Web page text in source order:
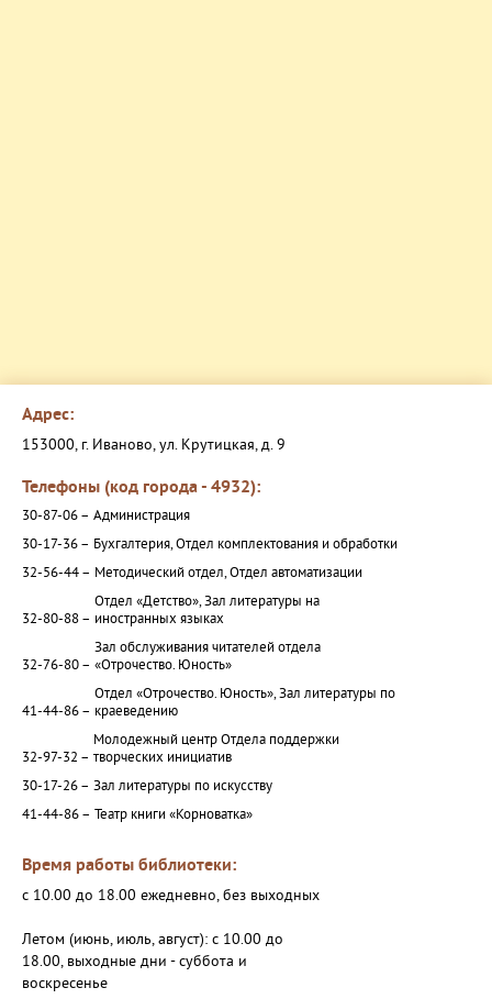
Адрес:
153000, г. Иваново, ул. Крутицкая, д. 9
Телефоны (код города - 4932):
30-87-06 – Администрация
30-17-36 – Бухгалтерия, Отдел комплектования и обработки
32-56-44 – Методический отдел, Отдел автоматизации
32-80-88 –
Отдел «Детство», Зал литературы на
иностранных языках
32-76-80 –
Зал обслуживания читателей отдела
«Отрочество. Юность»
41-44-86 –
Отдел «Отрочество. Юность», Зал литературы по
краеведению
32-97-32 –
Молодежный центр Отдела поддержки
творческих инициатив
30-17-26 – Зал литературы по искусству
41-44-86 – Театр книги «Корноватка»
Время работы библиотеки:
с 10.00 до 18.00 ежедневно, без выходных
Летом (июнь, июль, август): с 10.00 до
18.00, выходные дни - суббота и
воскресенье